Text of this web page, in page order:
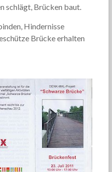
schlägt, Brücken baut.
Hindernisse
Brücke erhalten